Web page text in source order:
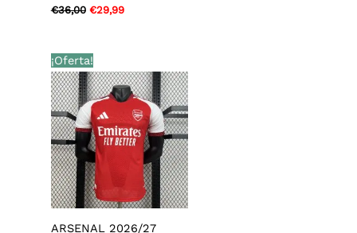
€36,00 €29,99
¡Oferta!
ARSENAL 2026/27
El
precio
original
era:
€36,00.
precio
actual
es:
€29,99.